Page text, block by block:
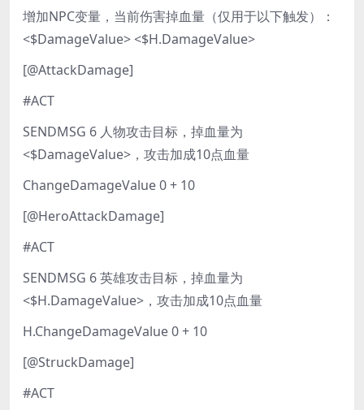
增加NPC变量，当前伤害掉血量（仅用于以下触发）：
<$DamageValue> <$H.DamageValue>
[@AttackDamage]
#ACT
SENDMSG 6 人物攻击目标，掉血量为
<$DamageValue>，攻击加成10点血量
ChangeDamageValue 0 + 10
[@HeroAttackDamage]
#ACT
SENDMSG 6 英雄攻击目标，掉血量为
<$H.DamageValue>，攻击加成10点血量
H.ChangeDamageValue 0 + 10
[@StruckDamage]
#ACT